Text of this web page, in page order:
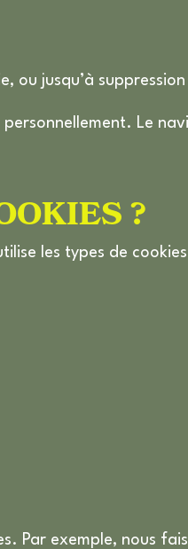
ou jusqu’à
Le
?
les types de
Par exemple, nous